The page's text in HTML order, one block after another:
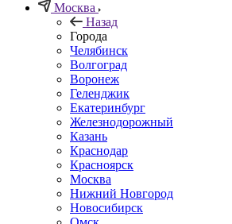
Москва
Назад
Города
Челябинск
Волгоград
Воронеж
Геленджик
Екатеринбург
Железнодорожный
Казань
Краснодар
Красноярск
Москва
Нижний Новгород
Новосибирск